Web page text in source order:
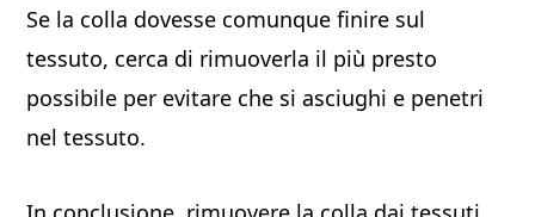
Se la colla dovesse comunque finire sul
tessuto, cerca di rimuoverla il più presto
possibile per evitare che si asciughi e penetri
nel tessuto.